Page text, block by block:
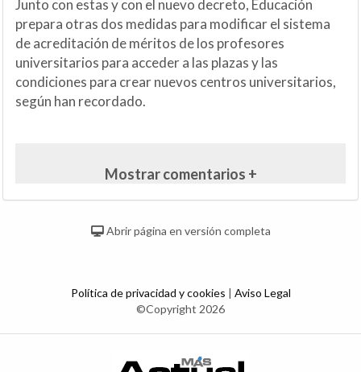
Junto con estas y con el nuevo decreto, Educación
prepara otras dos medidas para modificar el sistema
de acreditación de méritos de los profesores
universitarios para acceder a las plazas y las
condiciones para crear nuevos centros universitarios,
según han recordado.
Mostrar comentarios +
Abrir página en versión completa
Política de privacidad y cookies | Aviso Legal
©Copyright 2026